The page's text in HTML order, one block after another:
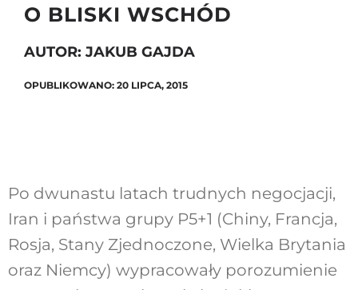
O BLISKI WSCHÓD
AUTOR: JAKUB GAJDA
OPUBLIKOWANO: 20 LIPCA, 2015
Po dwunastu latach trudnych negocjacji,
Iran i państwa grupy P5+1 (Chiny, Francja,
Rosja, Stany Zjednoczone, Wielka Brytania
oraz Niemcy) wypracowały porozumienie